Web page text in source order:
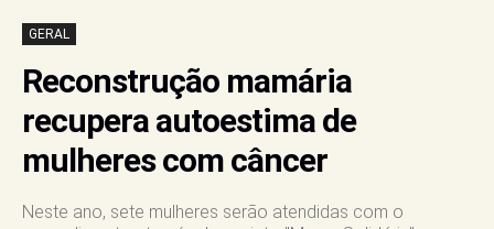
GERAL
Reconstrução mamária
recupera autoestima de
mulheres com câncer
Neste ano, sete mulheres serão atendidas com o